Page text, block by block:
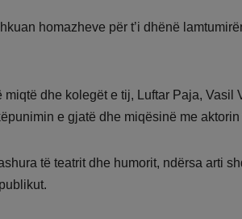
homazheve për t’i dhënë
dhe kolegët e tij, Luftar Paja, Vasil
e gjatë dhe miqësinë me aktorin
të teatrit dhe humorit, ndërsa arti